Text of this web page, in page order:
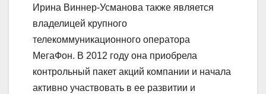
Ирина Виннер-Усманова также является
владелицей крупного
телекоммуникационного оператора
МегаФон. В 2012 году она приобрела
контрольный пакет акций компании и начала
активно участвовать в ее развитии и